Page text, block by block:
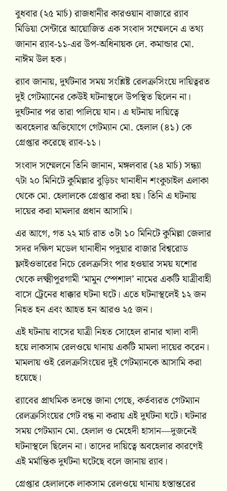
বুধবার (২৫ মার্চ) রাজধানীর কারওয়ান বাজারে র‍্যাব
মিডিয়া সেন্টারে আয়োজিত এক সংবাদ সম্মেলনে এ তথ্য
জানান র‍্যাব-১১-এর উপ-অধিনায়ক লে. কমান্ডার মো.
নাঈম উল হক।
র‍্যাব জানায়, দুর্ঘটনার সময় সংশ্লিষ্ট রেলক্রসিংয়ে দায়িত্বরত
দুই গেটম্যানের কেউই ঘটনাস্থলে উপস্থিত ছিলেন না।
দুর্ঘটনার পর তারা পালিয়ে যান। এ ঘটনায় দায়িত্বে
অবহেলার অভিযোগে গেটম্যান মো. হেলাল (৪১) কে
গ্রেপ্তার করেছে র‍্যাব-১১।
সংবাদ সম্মেলনে তিনি জানান, মঙ্গলবার (২৪ মার্চ) সন্ধ্যা
৭টা ২০ মিনিটে কুমিল্লার বুড়িচং থানাধীন শংকুচাইল এলাকা
থেকে মো. হেলালকে গ্রেপ্তার করা হয়। তিনি এ ঘটনায়
দায়ের করা মামলার প্রধান আসামি।
এর আগে, গত ২২ মার্চ রাত ৩টা ১০ মিনিটে কুমিল্লা জেলার
সদর দক্ষিণ মডেল থানাধীন পদুয়ার বাজার বিশ্বরোড
ফ্লাইওভারের নিচে রেলক্রসিং পার হওয়ার সময় যশোর
থেকে লক্ষ্মীপুরগামী ‘মামুন স্পেশাল’ নামের একটি যাত্রীবাহী
বাসে ট্রেনের ধাক্কার ঘটনা ঘটে। এতে ঘটনাস্থলেই ১২ জন
নিহত হন এবং আহত হন আরও ২৫ জন।
এই ঘটনায় বাসের যাত্রী নিহত সোহেল রানার খালা বাদী
হয়ে লাকসাম রেলওয়ে থানায় একটি মামলা দায়ের করেন।
মামলায় ওই রেলক্রসিংয়ের দুই গেটম্যানকে আসামি করা
হয়েছে।
র‍্যাবের প্রাথমিক তদন্তে জানা গেছে, কর্তব্যরত গেটম্যান
রেলক্রসিংয়ের গেট বন্ধ না করায় এই দুর্ঘটনা ঘটে। ঘটনার
সময় গেটম্যান মো. হেলাল ও মেহেদী হাসান—দুজনেই
ঘটনাস্থলে ছিলেন না। তাদের দায়িত্বে অবহেলার কারণেই
এই মর্মান্তিক দুর্ঘটনা ঘটেছে বলে জানায় র‍্যাব।
গ্রেপ্তার হেলালকে লাকসাম রেলওয়ে থানায় হস্তান্তরের